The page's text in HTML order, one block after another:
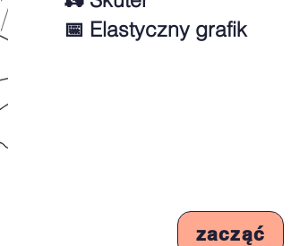
📅 Elastyczny grafik
zacząć